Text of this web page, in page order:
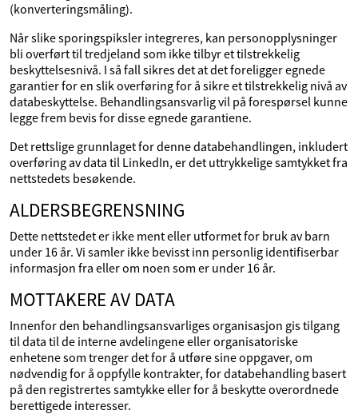
(konverteringsmåling).
Når slike sporingspiksler integreres, kan personopplysninger
bli overført til tredjeland som ikke tilbyr et tilstrekkelig
beskyttelsesnivå. I så fall sikres det at det foreligger egnede
garantier for en slik overføring for å sikre et tilstrekkelig nivå av
databeskyttelse. Behandlingsansvarlig vil på forespørsel kunne
legge frem bevis for disse egnede garantiene.
Det rettslige grunnlaget for denne databehandlingen, inkludert
overføring av data til LinkedIn, er det uttrykkelige samtykket fra
nettstedets besøkende.
ALDERSBEGRENSNING
Dette nettstedet er ikke ment eller utformet for bruk av barn
under 16 år. Vi samler ikke bevisst inn personlig identifiserbar
informasjon fra eller om noen som er under 16 år.
MOTTAKERE AV DATA
Innenfor den behandlingsansvarliges organisasjon gis tilgang
til data til de interne avdelingene eller organisatoriske
enhetene som trenger det for å utføre sine oppgaver, om
nødvendig for å oppfylle kontrakter, for databehandling basert
på den registrertes samtykke eller for å beskytte overordnede
berettigede interesser.